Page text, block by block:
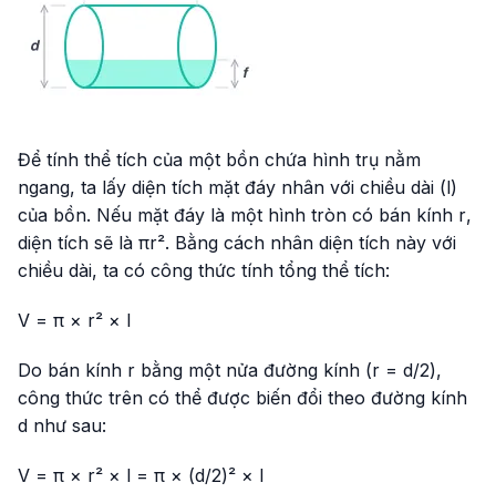
Để tính thể tích của một bồn chứa hình trụ nằm
ngang, ta lấy diện tích mặt đáy nhân với chiều dài (l)
của bồn. Nếu mặt đáy là một hình tròn có bán kính r,
diện tích sẽ là πr². Bằng cách nhân diện tích này với
chiều dài, ta có công thức tính tổng thể tích:
V = π × r² × l
Do bán kính r bằng một nửa đường kính (r = d/2),
công thức trên có thể được biến đổi theo đường kính
d như sau:
V = π × r² × l = π × (d/2)² × l